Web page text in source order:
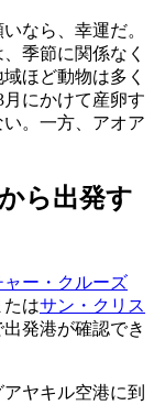
なら、幸運だ。
季節に関係なく
ほど動物は多く
にかけて産卵す
。一方、アオア
ら出発す
ー・クルーズ
たはサン・クリス
発港が確認でき
ヤキル空港に到